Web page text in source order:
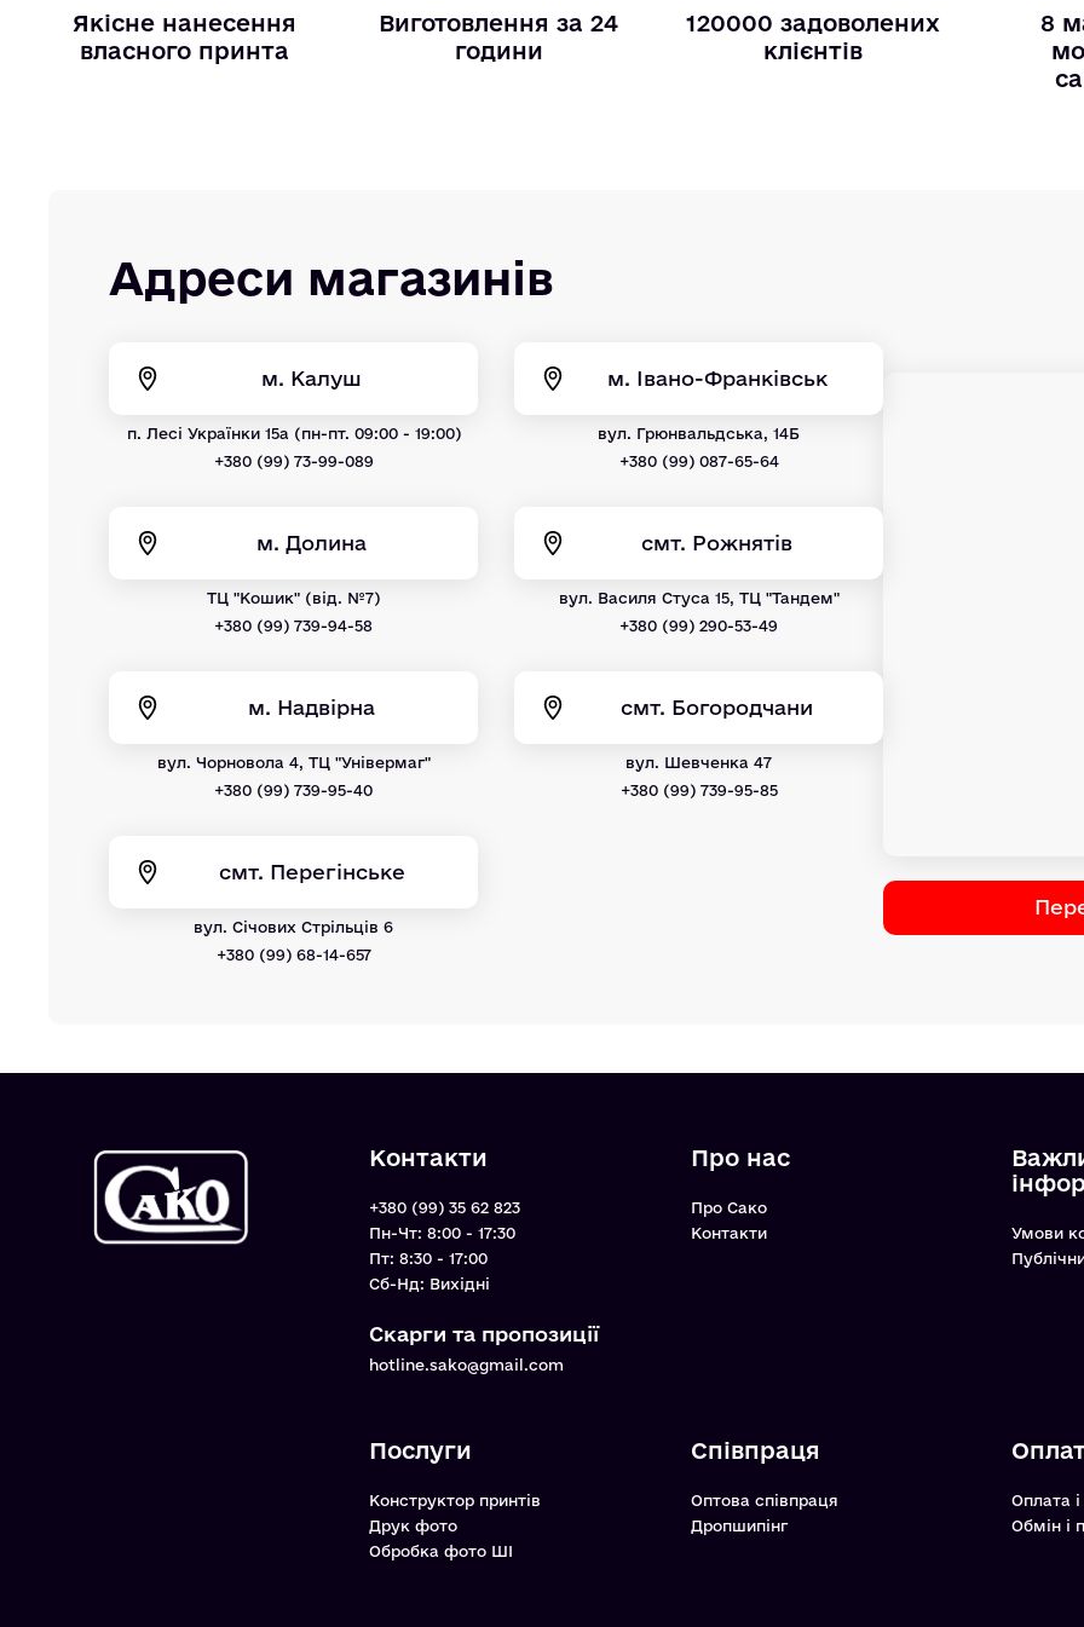
Якісне нанесення
власного принта
Виготовлення за 24
години
120000 задоволених
клієнтів
8
Адреси магазинів
м. Калуш
п. Лесі Українки 15а (пн-пт. 09:00 - 19:00)
+380 (99) 73-99-089
м. Івано-Франківськ
вул. Грюнвальдська, 14Б
+380 (99) 087-65-64
м. Долина
ТЦ "Кошик" (від. №7)
+380 (99) 739-94-58
смт. Рожнятів
вул. Василя Стуса 15, ТЦ "Тандем"
+380 (99) 290-53-49
м. Надвірна
вул. Чорновола 4, ТЦ "Універмаг"
+380 (99) 739-95-40
смт. Богородчани
вул. Шевченка 47
+380 (99) 739-95-85
смт. Перегінське
вул. Січових Стрільців 6
+380 (99) 68-14-657
Контакти
+380 (99) 35 62 823
Пн-Чт: 8:00 - 17:30
Пт: 8:30 - 17:00
Cб-Нд: Вихідні
Скарги та пропозиції
hotline.sako@gmail.com
Про нас
Про Сако
Контакти
Умови
Послуги
Конструктор принтів
Друк фото
Обробка фото ШІ
Співпраця
Оптова співпраця
Дропшипінг
Оплата
Обмін і